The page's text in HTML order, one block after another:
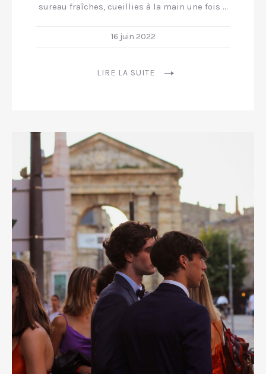
sureau fraîches, cueillies à la main une fois …
16 juin 2022
LIRE LA SUITE